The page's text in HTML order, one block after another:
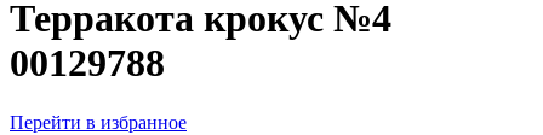
Терракота крокус №4
00129788
Перейти в избранное